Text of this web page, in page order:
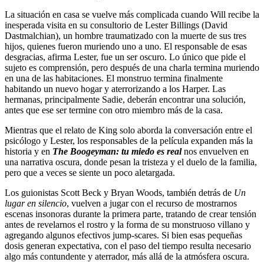
La situación en casa se vuelve más complicada cuando Will recibe la
inesperada visita en su consultorio de Lester Billings (David
Dastmalchian), un hombre traumatizado con la muerte de sus tres
hijos, quienes fueron muriendo uno a uno. El responsable de esas
desgracias, afirma Lester, fue un ser oscuro. Lo único que pide el
sujeto es comprensión, pero después de una charla termina muriendo
en una de las habitaciones. El monstruo termina finalmente
habitando un nuevo hogar y aterrorizando a los Harper. Las
hermanas, principalmente Sadie, deberán encontrar una solución,
antes que ese ser termine con otro miembro más de la casa.
Mientras que el relato de King solo aborda la conversación entre el
psicólogo y Lester, los responsables de la película expanden más la
historia y en The Boogeyman: tu miedo es realnos envuelven en
una narrativa oscura, donde pesan la tristeza y el duelo de la familia,
pero que a veces se siente un poco aletargada.
Los guionistas Scott Beck y Bryan Woods, también detrás de Un
lugar en silencio, vuelven a jugar con el recurso de mostrarnos
escenas insonoras durante la primera parte, tratando de crear tensión
antes de revelarnos el rostro y la forma de su monstruoso villano y
agregando algunos efectivos jump-scares. Si bien esas pequeñas
dosis generan expectativa, con el paso del tiempo resulta necesario
algo más contundente y aterrador, más allá de la atmósfera oscura.